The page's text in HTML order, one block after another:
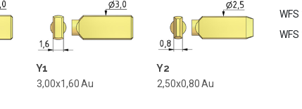
Y1
3,00x1,60 Au
Y2
2,50x0,80Au